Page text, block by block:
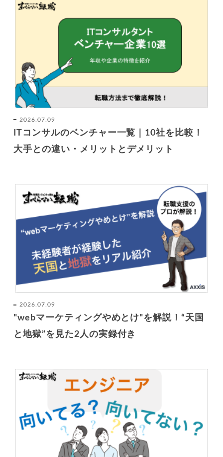
2026.07.09
ITコンサルのベンチャー一覧｜10社を比較！
大手との違い・メリットとデメリット
2026.07.09
"webマーケティングやめとけ"を解説！“天国
と地獄”を見た2人の実録付き